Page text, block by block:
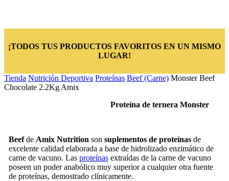
¡TODOS TUS PRODUCTOS FAVORITOS EN UN MISMO
LUGAR!
Tienda/Nutrición Deportiva/Proteínas/Beef (Carne)/Monster Beef
Chocolate 2.2Kg Amix
Proteína de ternera Monster
BeefdeAmix Nutrition son suplementos de proteínasde
excelente calidad elaborada a base de hidrolizado enzimático de
carne de vacuno. Las proteínasextraídas de la carne de vacuno
poseen un poder anabólico muy superior a cualquier otra fuente
de proteínas, demostrado clínicamente.